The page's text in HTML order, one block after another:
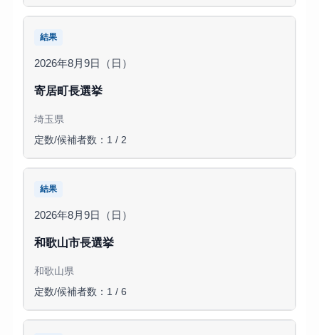
結果
2026年8月9日（日）
寄居町長選挙
埼玉県
定数/候補者数：1 / 2
結果
2026年8月9日（日）
和歌山市長選挙
和歌山県
定数/候補者数：1 / 6